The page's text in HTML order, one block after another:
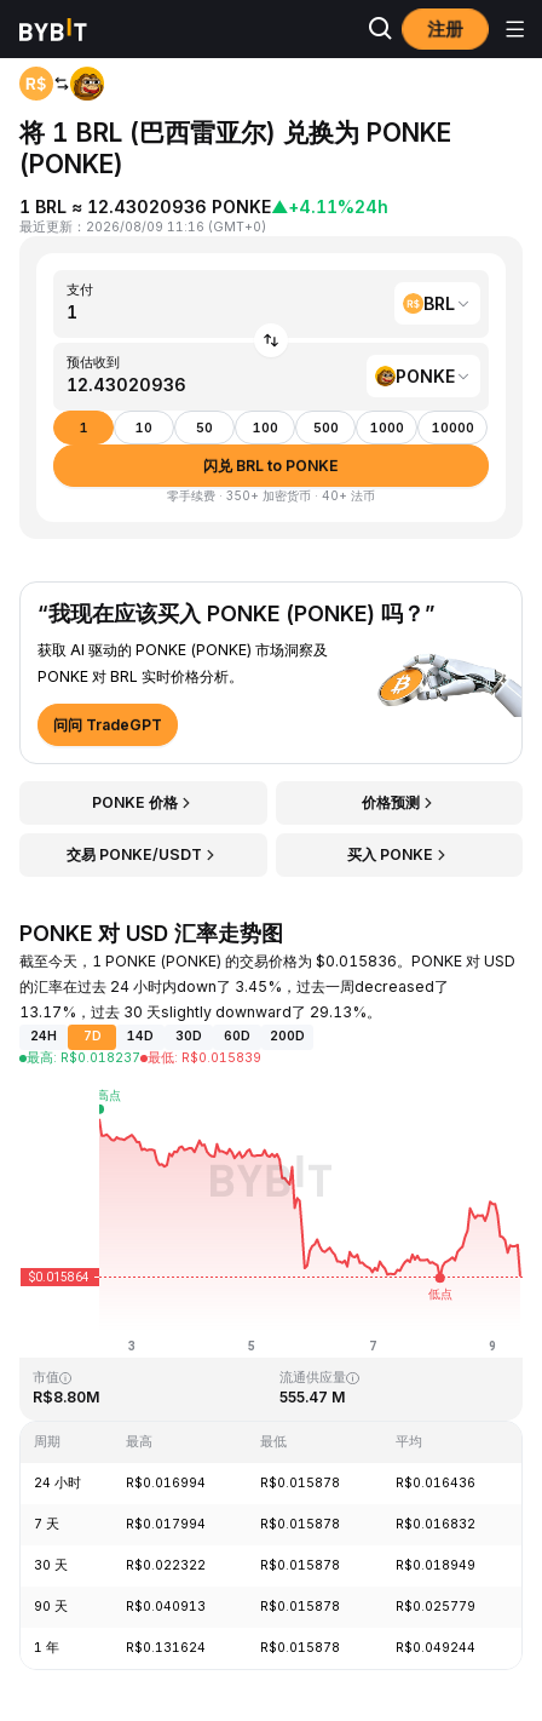
注册
首页 BRL to PONKE
将 1 BRL (巴西雷亚尔) 兑换为 PONKE
(PONKE)
1 BRL ≈ 12.43020936 PONKE▲+4.11%24h
最近更新 ： 2026/08/09 11:16 (GMT+0)
支付
BRL
预估收到
PONKE
1 10 50 100 500 1000 10000
闪兑 BRL to PONKE
零手续费 · 350+ 加密货币 · 40+ 法币
“我现在应该买入 PONKE (PONKE) 吗？”
获取 AI 驱动的 PONKE (PONKE) 市场洞察及
PONKE 对 BRL 实时价格分析。
问问 TradeGPT
PONKE 价格 价格预测
交易 PONKE/USDT 买入 PONKE
PONKE 对 USD 汇率走势图
截至今天，1 PONKE (PONKE) 的交易价格为 $0.015836。PONKE 对 USD
的汇率在过去 24 小时内down了 3.45%，过去一周decreased了
13.17%，过去 30 天slightly downward了 29.13%。
24H 7D 14D 30D 60D
200D
最高: R$0.018237 最低: R$0.015839
R$0.009280
市值
R$8.80M
流通供应量
555.47 M
周期 最高 最低 平均
24 小时 R$0.016994 R$0.015878 R$0.016436
7 天 R$0.017994 R$0.015878 R$0.016832
30 天 R$0.022322 R$0.015878 R$0.018949
90 天 R$0.040913 R$0.015878 R$0.025779
1 年 R$0.131624 R$0.015878 R$0.049244